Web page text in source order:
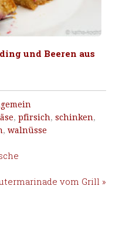
und Beeren aus
, pfirsich, schinken,
, walnüsse
vom Grill »